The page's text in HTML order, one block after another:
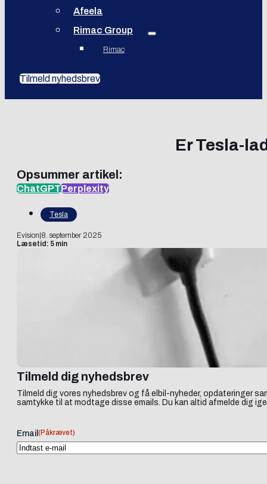
Afeela
Rimac Group
Rimac
Tilmeld nyhedsbrev
Er Tesla-
Opsummer artikel:
ChatGPTPerplexity
Tesla
Evision 8. september 2025
Læsetid: 5 min
Tilmeld dig nyhedsbrev
Tilmeld dig vores nyhedsbrev og få elbil-nyheder, opdateringer
samtykke til at modtage disse emails. Du kan altid afmelde dig
Email (Påkrævet)